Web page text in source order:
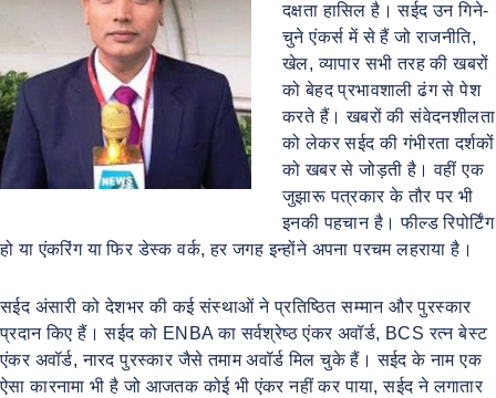
दक्षता हासिल है। सईद उन गिने-
चुने एंकर्स में से हैं जो राजनीति,
खेल, व्यापार सभी तरह की खबरों
को बेहद प्रभावशाली ढंग से पेश
करते हैं। खबरों की संवेदनशीलता
को लेकर सईद की गंभीरता दर्शकों
को खबर से जोड़ती है। वहीं एक
जुझारू पत्रकार के तौर पर भी
इनकी पहचान है। फील्ड रिपोर्टिंग
हो या एंकरिंग या फिर डेस्क वर्क, हर जगह इन्होंने अपना परचम लहराया है।
सईद अंसारी को देशभर की कई संस्थाओं ने प्रतिष्ठित सम्मान और पुरस्कार
प्रदान किए हैं। सईद को ENBA का सर्वश्रेष्ठ एंकर अवॉर्ड, BCS रत्न बेस्ट
एंकर अवॉर्ड, नारद पुरस्कार जैसे तमाम अवॉर्ड मिल चुके हैं। सईद के नाम एक
ऐसा कारनामा भी है जो आजतक कोई भी एंकर नहीं कर पाया, सईद ने लगातार